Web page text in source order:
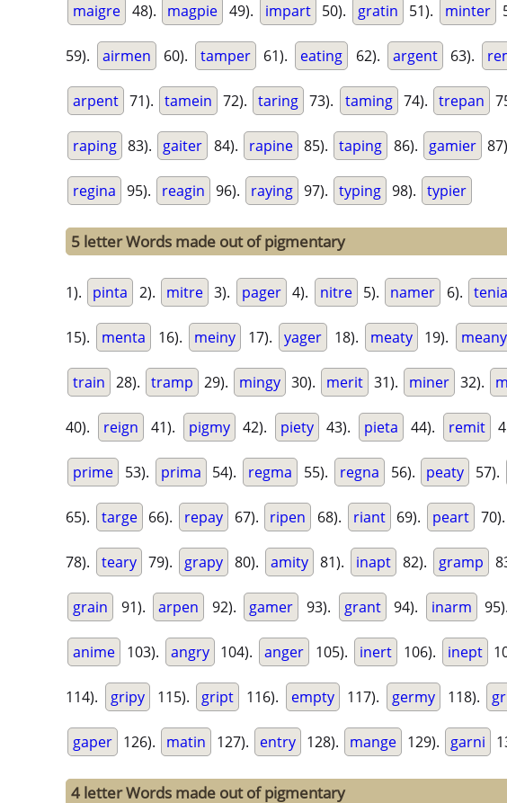
maigre 48). magpie 49). impart 50). gratin 51). minter
59). airmen 60). tamper 61). eating 62). argent 63).
arpent 71). tamein 72). taring 73). taming 74). trepan
raping 83). gaiter 84). rapine 85). taping 86). gamier
regina 95). reagin 96). raying 97). typing 98). typier
5 letter Words made out of pigmentary
1). pinta 2). mitre 3). pager 4). nitre 5). namer 6). tenia
15). menta 16). meiny 17). yager 18). meaty 19). meany
train 28). tramp 29). mingy 30). merit 31). miner 32).
40). reign 41). pigmy 42). piety 43). pieta 44). remit
prime 53). prima 54). regma 55). regna 56). peaty 57).
65). targe 66). repay 67). ripen 68). riant 69). peart 70).
78). teary 79). grapy 80). amity 81). inapt 82). gramp
grain 91). arpen 92). gamer 93). grant 94). inarm 95).
anime 103). angry 104). anger 105). inert 106). inept
114). gripy 115). gript 116). empty 117). germy 118).
gaper 126). matin 127). entry 128). mange 129). garni
4 letter Words made out of pigmentary